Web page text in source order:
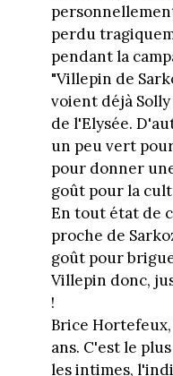
perdu
pendant la
"Villepin de
voient déjà
de l'Elysée.
un peu vert
pour donner
goût pour la
En tout état de
proche de
goût pour
Villepin donc,
!
Brice
ans. C'est le
les intimes,